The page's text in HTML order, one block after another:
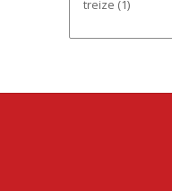
treize (1)